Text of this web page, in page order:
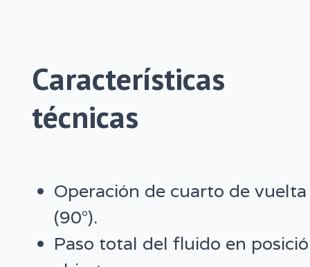
Características
técnicas
Operación de cuarto de vuelta
(90°).
Paso total del fluido en